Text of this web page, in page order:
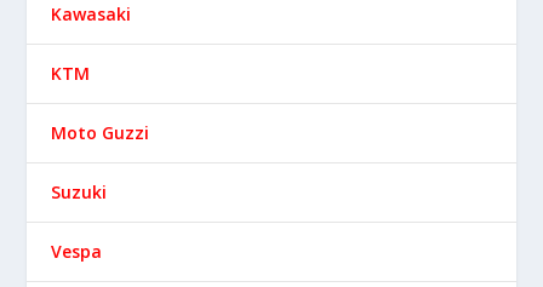
Kawasaki
KTM
Moto Guzzi
Suzuki
Vespa